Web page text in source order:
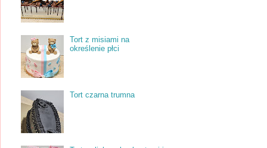
Tort z misiami na
określenie płci
Tort czarna trumna